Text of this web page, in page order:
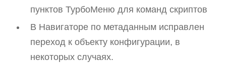
пунктов ТурбоМеню для команд скриптов
В Навигаторе по метаданным исправлен
переход к объекту конфигурации, в
некоторых случаях.